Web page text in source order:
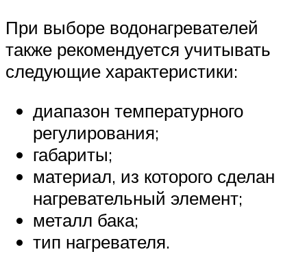
При выборе водонагревателей
также рекомендуется учитывать
следующие характеристики:
диапазон температурного
регулирования;
габариты;
материал, из которого сделан
нагревательный элемент;
металл бака;
тип нагревателя.